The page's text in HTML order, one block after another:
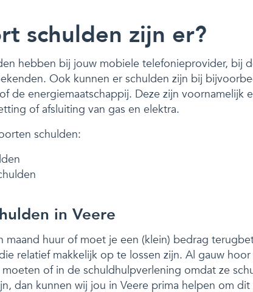
schulden zijn er?
hebben bij jouw mobiele telefonieprovider, bij
Ook kunnen er schulden zijn bij
de energiemaatschappij. Deze zijn voornamelijk
of afsluiting van gas en elektra.
schulden:
in Veere
maand huur of moet je een (klein) bedrag
relatief makkelijk op te lossen zijn. Al gauw
of in de schuldhulpverlening omdat ze
dan kunnen wij jou in Veere prima helpen om